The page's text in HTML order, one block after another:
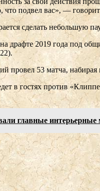
что подвел вас», —
сделать небольшую
2019 года под
53 матча, набирая
в гостях против
главные